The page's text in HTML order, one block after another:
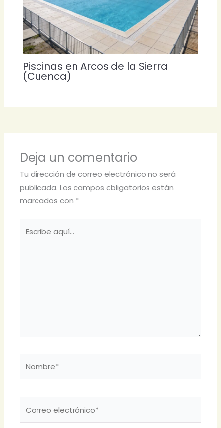
Piscinas en Arcos de la Sierra
(Cuenca)
Deja un comentario
Tu dirección de correo electrónico no será
publicada. Los campos obligatorios están
marcados con *